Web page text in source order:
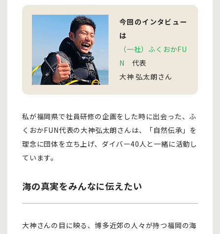
今回のインタビュー
は
（一社）ふくおかFU
N 代表
大神 弘太朗さん
私が福岡県で社員研修の企画をした時に出会った、ふ
くおかFUN代表の大神弘太朗さんは、「自然伝承」を
理念に団体を立ち上げ、ダイバー40人と一緒に活動し
ています。
海の真実をみんなに伝えたい
大神さんの目に映る、博多近郊の人々が持つ福岡の海